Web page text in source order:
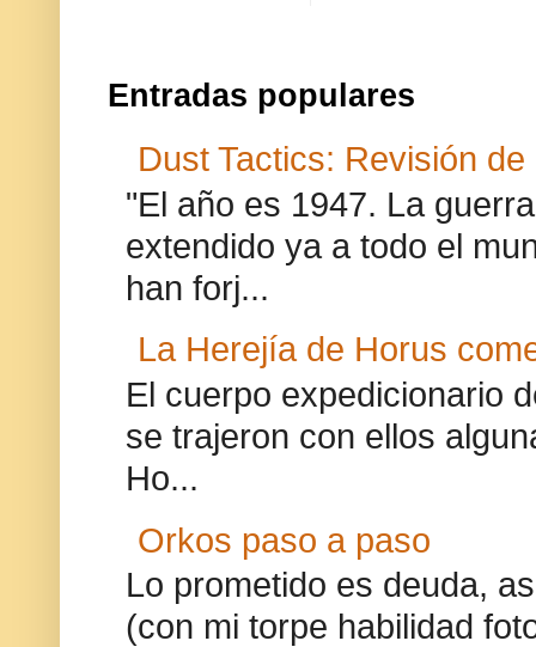
Entradas populares
Dust Tactics: Revisión
"El año es 1947. La
extendido ya a todo el
han forj...
La Herejía de Horus
El cuerpo expedicionario
se trajeron con ellos
Ho...
Orkos paso a paso
Lo prometido es deuda,
(con mi torpe habilidad